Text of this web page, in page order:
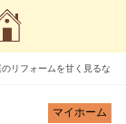
リフォームを甘く見るな
マイホーム